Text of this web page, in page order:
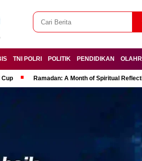
TNI POLRI POLITIK PENDIDIKAN
Cup Ramadan: A Month of Spiritual